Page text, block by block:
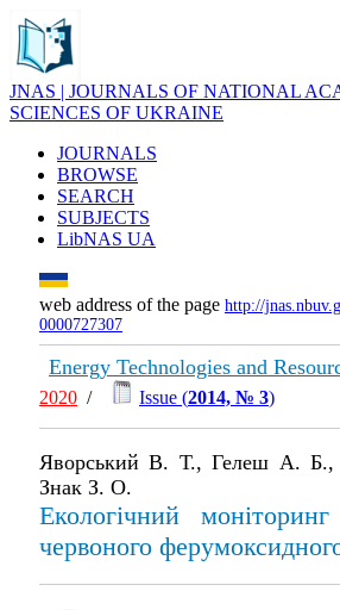
JNAS | JOURNALS OF NATIONAL
SCIENCES OF UKRAINE
JOURNALS
BROWSE
SEARCH
SUBJECTS
LibNAS UA
web address of the page http://
0000727307
Energy Technologies and
2020 / Issue (2014, № 3)
Яворський В. Т., Гелеш А.
Знак З. О.
Екологічний
червоного